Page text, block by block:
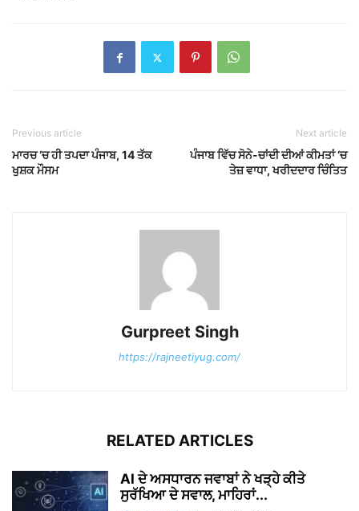
Previous article
ਮਾਰਚ ‘ਚ ਹੀ ਤਪਦਾ ਪੰਜਾਬ, 14 ਤੱਕ
ਖੁਸ਼ਕ ਮੌਸਮ
Next article
ਪੰਜਾਬ ਵਿੱਚ ਸੋਨੇ-ਚਾਂਦੀ ਦੀਆਂ ਕੀਮਤਾਂ ‘ਚ
ਤੇਜ਼ ਵਾਧਾ, ਖਰੀਦਦਾਰ ਚਿੰਤਿਤ
Gurpreet Singh
https://rajneetiyug.com/
RELATED ARTICLES
AI ਦੇ ਅਸਧਾਰਨ ਜਵਾਬਾਂ ਨੇ ਖੜ੍ਹੇ ਕੀਤੇ
ਸੁਰੱਖਿਆ ਦੇ ਸਵਾਲ, ਮਾਹਿਰਾਂ...